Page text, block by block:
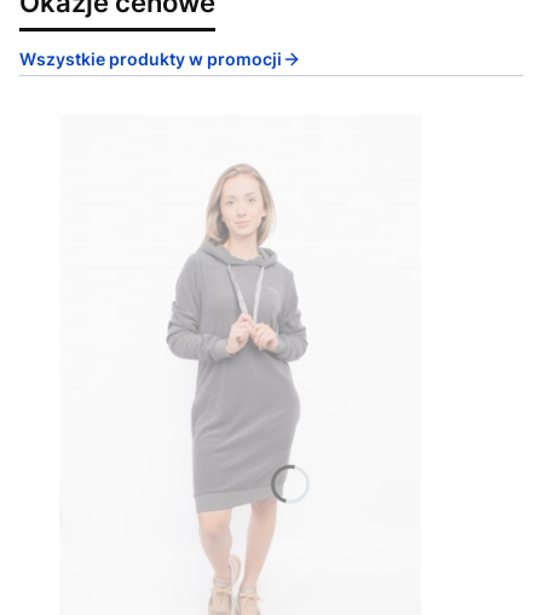
Wszystkie produkty w promocji